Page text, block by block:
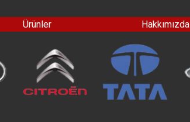
Ürünler Hakkımızda